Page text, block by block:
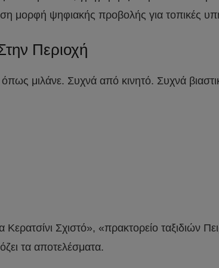
μορφή ψηφιακής προβολής για τοπικές
Περιοχή
όπως μιλάνε. Συχνά από κινητό. Συχνά
Σχιστό», «πρακτορείο ταξιδιών
τα αποτελέσματα.